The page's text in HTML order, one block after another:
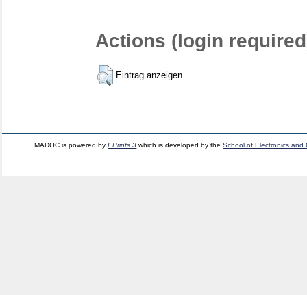
Actions (login
Eintrag anzeigen
MADOC is powered byEPrints 3 which is developed by theSchool of Electronics and